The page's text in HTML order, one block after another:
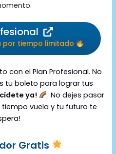
por tiempo limitado
con el Plan Profesional. No
tu boleto para lograr tus
ya!
No dejes pasar
tiempo vuela y tu futuro te
Gratis